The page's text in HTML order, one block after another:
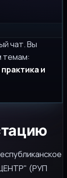
чат. Вы
темам:
и
(РУП